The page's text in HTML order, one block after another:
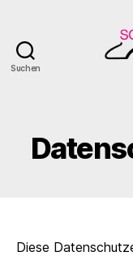
Suchen
Diese